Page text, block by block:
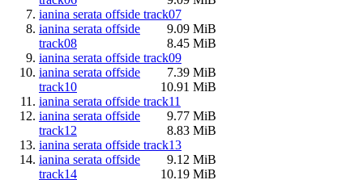
ianina serata offside track07
9.09 MiB
ianina serata offside
track08
8.45 MiB
ianina serata offside track09
7.39 MiB
ianina serata offside
track10
10.91 MiB
ianina serata offside track11
9.77 MiB
ianina serata offside
track12
8.83 MiB
ianina serata offside track13
9.12 MiB
ianina serata offside
track14
10.19 MiB